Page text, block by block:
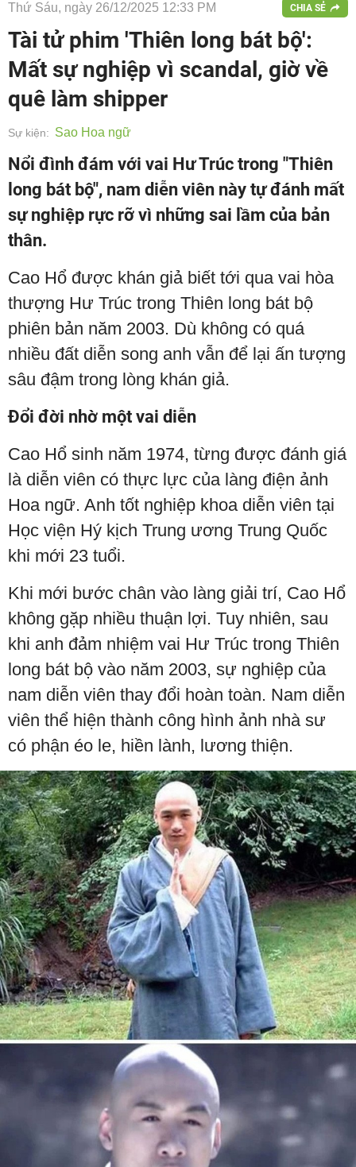
Thứ Sáu, ngày 26/12/2025 12:33 PM CHIA SẺ
Tài tử phim 'Thiên long bát bộ':
Mất sự nghiệp vì scandal, giờ về
quê làm shipper
Sự kiện: Sao Hoa ngữ
Nổi đình đám với vai Hư Trúc trong "Thiên
long bát bộ", nam diễn viên này tự đánh mất
sự nghiệp rực rỡ vì những sai lầm của bản
thân.
Cao Hổ được khán giả biết tới qua vai hòa
thượng Hư Trúc trong Thiên long bát bộ
phiên bản năm 2003. Dù không có quá
nhiều đất diễn song anh vẫn để lại ấn tượng
sâu đậm trong lòng khán giả.
Đổi đời nhờ một vai diễn
Cao Hổ sinh năm 1974, từng được đánh giá
là diễn viên có thực lực của làng điện ảnh
Hoa ngữ. Anh tốt nghiệp khoa diễn viên tại
Học viện Hý kịch Trung ương Trung Quốc
khi mới 23 tuổi.
Khi mới bước chân vào làng giải trí, Cao Hổ
không gặp nhiều thuận lợi. Tuy nhiên, sau
khi anh đảm nhiệm vai Hư Trúc trong Thiên
long bát bộ vào năm 2003, sự nghiệp của
nam diễn viên thay đổi hoàn toàn. Nam diễn
viên thể hiện thành công hình ảnh nhà sư
có phận éo le, hiền lành, lương thiện.